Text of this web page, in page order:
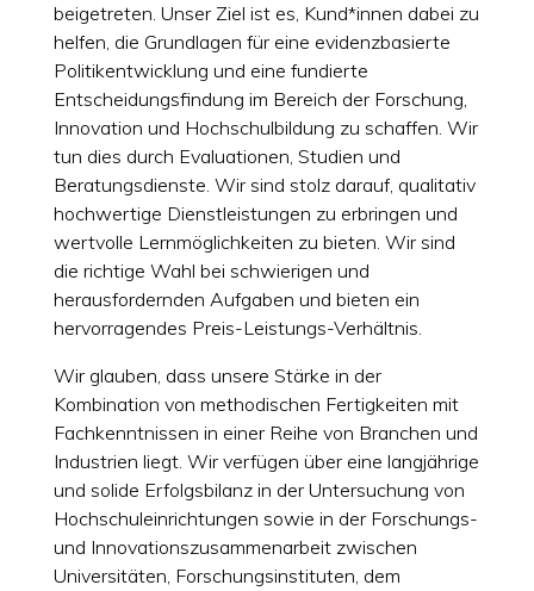
beigetreten. Unser Ziel ist es, Kund*innen dabei zu
helfen, die Grundlagen für eine evidenzbasierte
Politikentwicklung und eine fundierte
Entscheidungsfindung im Bereich der Forschung,
Innovation und Hochschulbildung zu schaffen. Wir
tun dies durch Evaluationen, Studien und
Beratungsdienste. Wir sind stolz darauf, qualitativ
hochwertige Dienstleistungen zu erbringen und
wertvolle Lernmöglichkeiten zu bieten. Wir sind
die richtige Wahl bei schwierigen und
herausfordernden Aufgaben und bieten ein
hervorragendes Preis-Leistungs-Verhältnis.
Wir glauben, dass unsere Stärke in der
Kombination von methodischen Fertigkeiten mit
Fachkenntnissen in einer Reihe von Branchen und
Industrien liegt. Wir verfügen über eine langjährige
und solide Erfolgsbilanz in der Untersuchung von
Hochschuleinrichtungen sowie in der Forschungs-
und Innovationszusammenarbeit zwischen
Universitäten, Forschungsinstituten, dem